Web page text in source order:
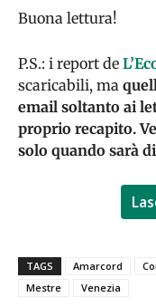
Buona lettura!
P.S.: i report de
scaricabili, ma
email soltanto ai
proprio recapito.
solo quando sarà
TAGS Amarcord
Mestre
Venezia